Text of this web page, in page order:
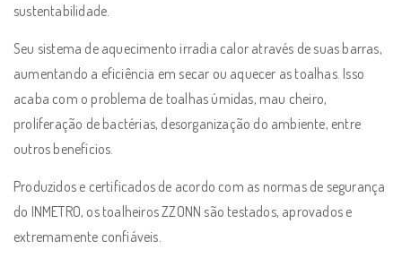
sustentabilidade.
Seu sistema de aquecimento irradia calor através de suas barras,
aumentando a eficiência em secar ou aquecer as toalhas. Isso
acaba com o problema de toalhas úmidas, mau cheiro,
proliferação de bactérias, desorganização do ambiente, entre
outros benefícios.
Produzidos e certificados de acordo com as normas de segurança
do INMETRO, os toalheiros ZZONN são testados, aprovados e
extremamente confiáveis.